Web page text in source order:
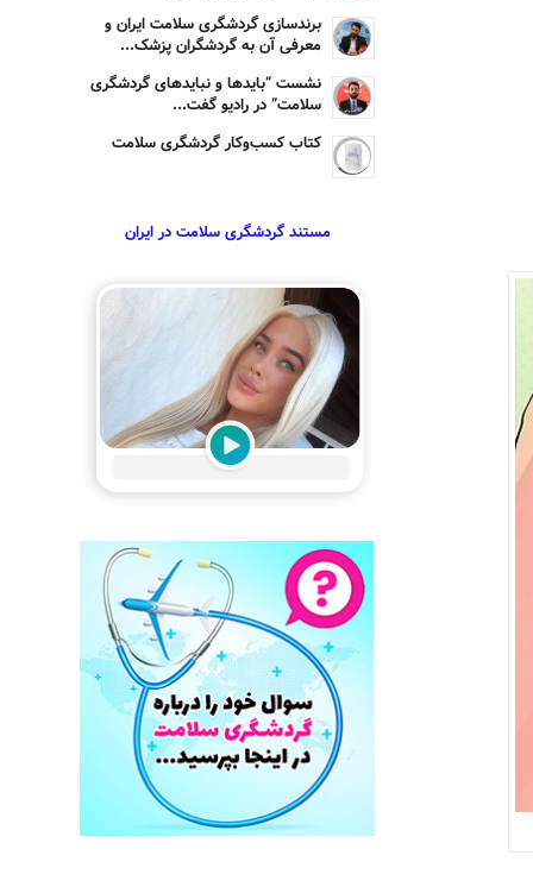
برندسازی گردشگری سلامت ایران و
معرفی آن به گردشگران پزشک...
نشست “بایدها و نبایدهای گردشگری
سلامت” در رادیو گفت...
کتاب کسب‌وکار گردشگری سلامت
مستند گردشگری سلامت در ایران